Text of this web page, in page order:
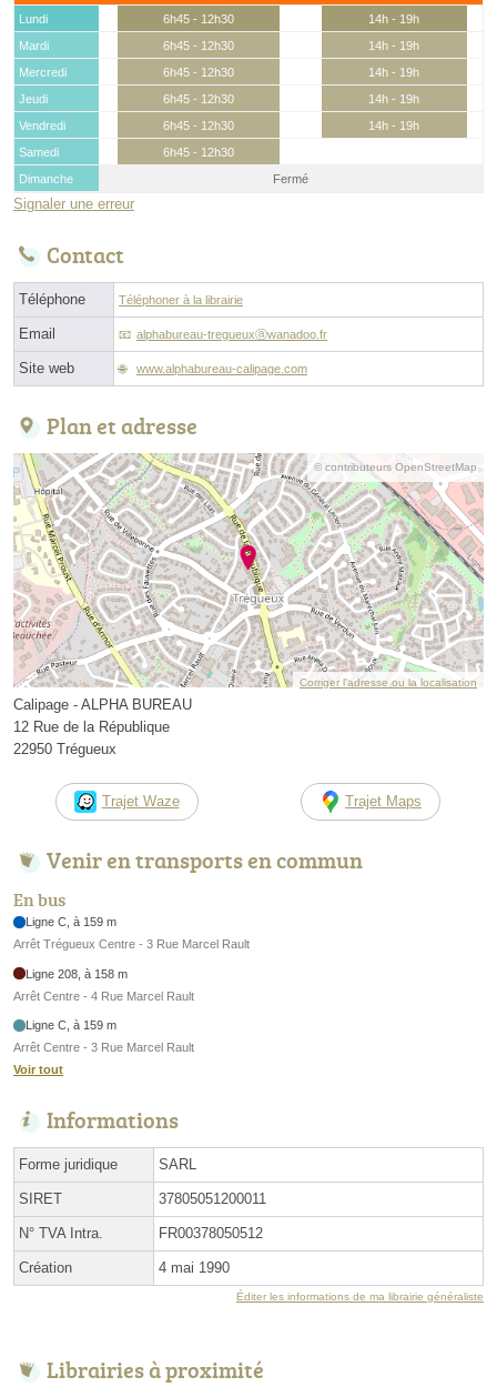
Lundi 6h45 - 12h30
14h - 19h
Mardi
6h45 - 12h30
14h - 19h
Mercredi
6h45 - 12h30
14h - 19h
Jeudi
6h45 - 12h30
14h - 19h
Vendredi
6h45 - 12h30
14h - 19h
Samedi
6h45 - 12h30
Dimanche
Fermé
Signaler une erreur
Contact
Téléphone Téléphoner à la librairie
Email alphabureau-tregueuxⓐwanadoo.fr
Site web www.alphabureau-calipage.com
Plan et adresse
© contributeurs OpenStreetMap
Corriger l’adresse ou la localisation
Calipage - ALPHA BUREAU
12 Rue de la République
22950 Trégueux
Trajet Waze Trajet Maps
Venir en transports en commun
En bus
Ligne C, à 159 m
Arrêt Trégueux Centre - 3 Rue Marcel Rault
Ligne 208, à 158 m
Arrêt Centre - 4 Rue Marcel Rault
Ligne C, à 159 m
Arrêt Centre - 3 Rue Marcel Rault
Voir tout
Informations
Forme juridique SARL
SIRET 37805051200011
N° TVA Intra. FR00378050512
Création 4 mai 1990
Éditer les informations de ma librairie généraliste
Librairies à proximité